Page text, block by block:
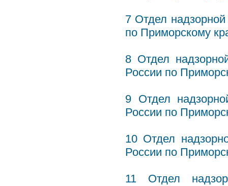
7 Отдел
по Приморскому
8 Отдел
России по
9 Отдел
России по
10 Отдел
России по
11 Отдел